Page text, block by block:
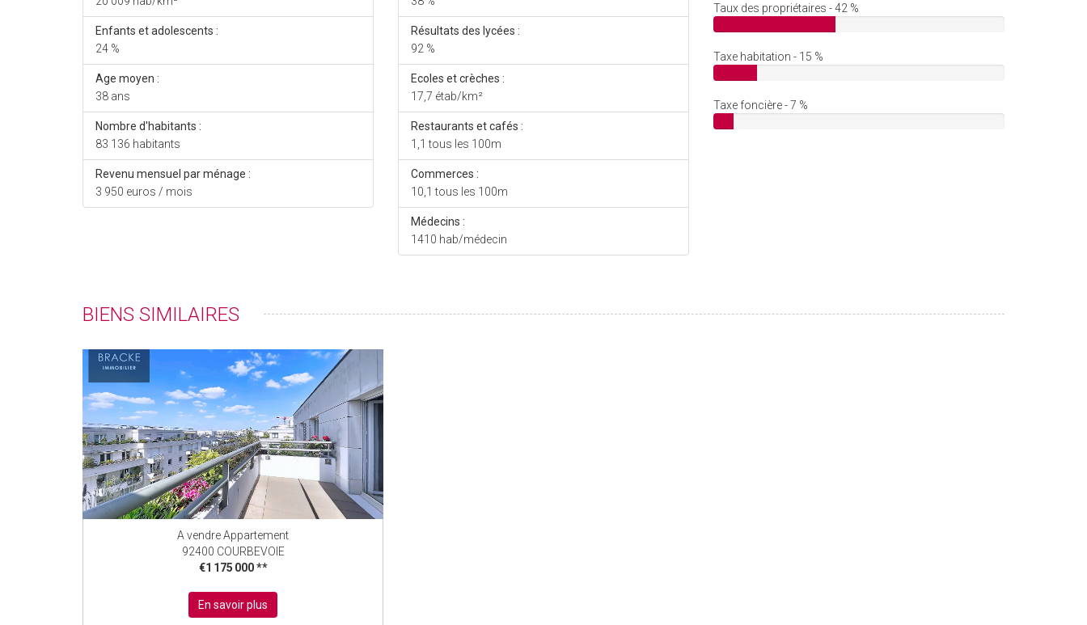
Enfants et adolescents :
24 %
Age moyen :
38 ans
Nombre d'habitants :
83 136 habitants
Revenu mensuel par ménage :
3 950 euros / mois
Résultats des lycées :
92 %
Ecoles et crèches :
17,7 étab/km²
Restaurants et cafés :
1,1 tous les 100m
Commerces :
10,1 tous les 100m
Médecins :
1410 hab/médecin
Taux des propriétaires - 42 %
Taxe habitation - 15 %
Taxe foncière - 7 %
BIENS SIMILAIRES
A vendre Appartement
92400 COURBEVOIE
€1 175 000**
En savoir plus